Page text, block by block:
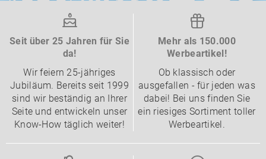
Seit über 25 Jahren für Sie
da!
Wir feiern 25-jähriges
Jubiläum. Bereits seit 1999
sind wir beständig an Ihrer
Seite und entwickeln unser
Know-How täglich weiter!
Mehr als 150.000
Werbeartikel!
Ob klassisch oder
ausgefallen - für jeden was
dabei! Bei uns finden Sie
ein riesiges Sortiment toller
Werbeartikel.